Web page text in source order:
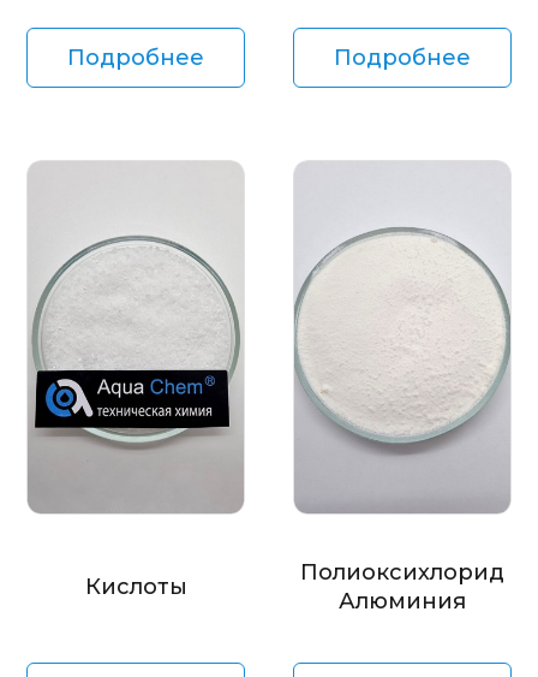
Подробнее Подробнее
Кислоты
Полиоксихлорид
Алюминия